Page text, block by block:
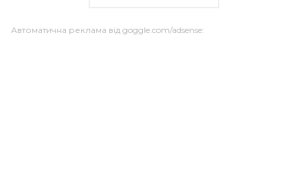
Автоматична реклама від goggle.com/adsense: